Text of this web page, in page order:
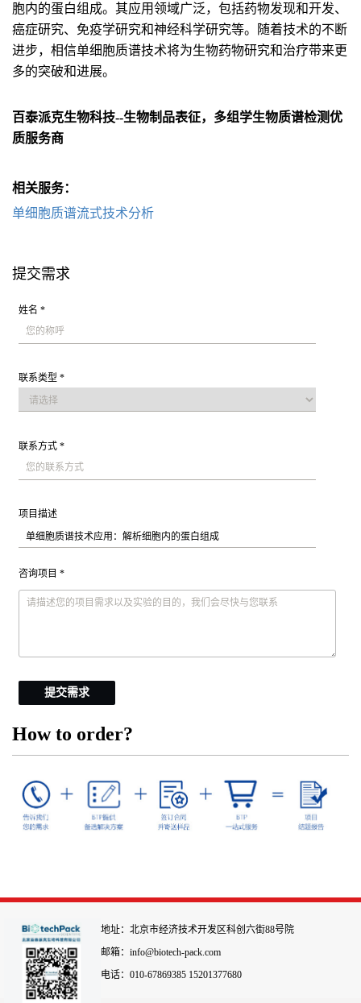
胞内的蛋白组成。其应用领域广泛，包括药物发现和开发、
癌症研究、免疫学研究和神经科学研究等。随着技术的不断
进步，相信单细胞质谱技术将为生物药物研究和治疗带来更
多的突破和进展。
百泰派克生物科技--生物制品表征，多组学生物质谱检测优
质服务商
相关服务：
单细胞质谱流式技术分析
提交需求
姓名 *
联系类型 *
联系方式 *
项目描述
咨询项目 *
提交需求
How to order?
地址：北京市经济技术开发区科创六街88号院
邮箱：info@biotech-pack.com
电话：010-67869385 15201377680